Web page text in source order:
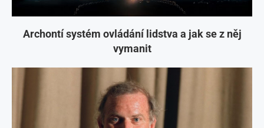
Archontí systém ovládání lidstva a jak se z něj
vymanit